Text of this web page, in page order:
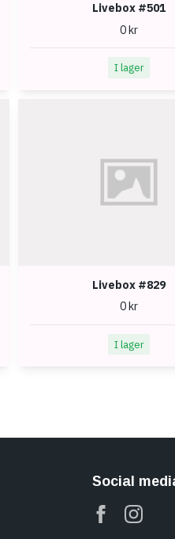
Livebox #501
0 kr
I lager
Livebox #829
0 kr
I lager
Social